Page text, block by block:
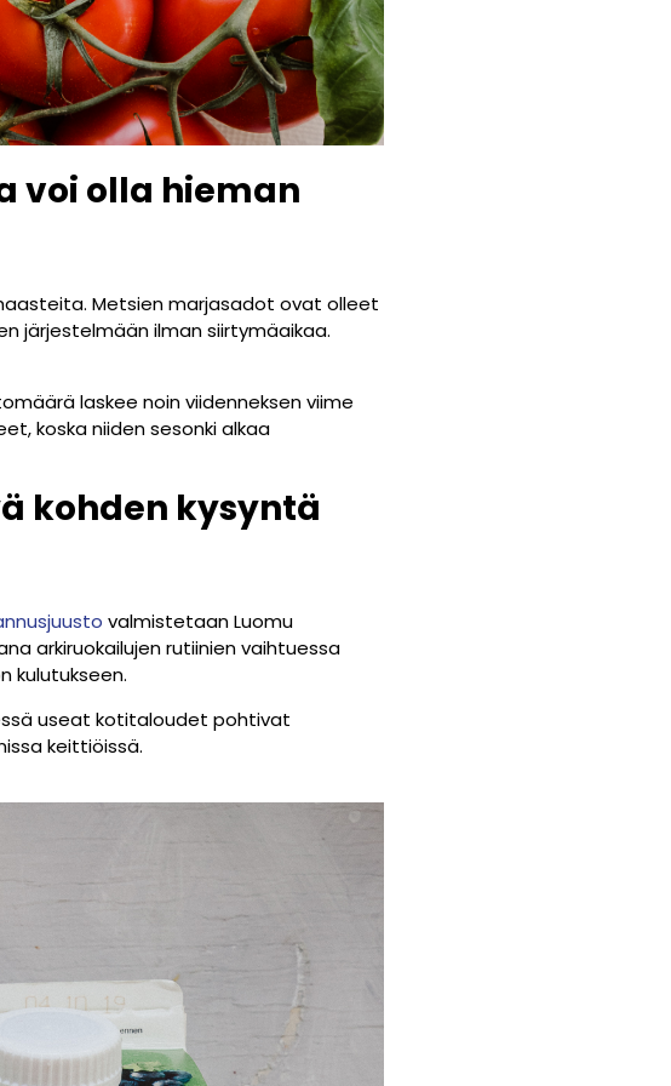
voi olla hieman
Metsien marjasadot ovat olleet
järjestelmään ilman siirtymäaikaa.
laskee noin viidenneksen viime
koska niiden sesonki alkaa
kohden kysyntä
valmistetaan Luomu
arkiruokailujen rutiinien vaihtuessa
kulutukseen.
useat kotitaloudet pohtivat
keittiöissä.